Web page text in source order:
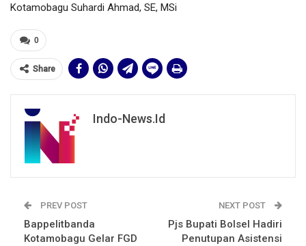
Kotamobagu Suhardi Ahmad, SE, MSi
0
Share
Indo-News.id
PREV POST
Bappelitbanda
Kotamobagu Gelar FGD
NEXT POST
Pjs Bupati Bolsel Hadiri
Penutupan Asistensi